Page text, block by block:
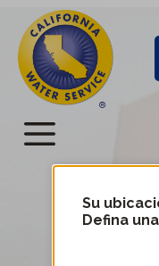
directamente
contenido
principal
Alertas
de
Cal
Water
Menú
Menú
servicio
Su
Defina